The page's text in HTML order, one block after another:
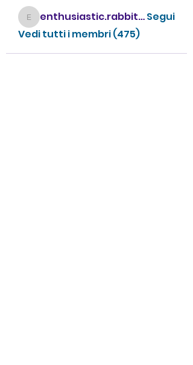
enthusiastic.rabbit.uhur enthusiastic.rabbit.uhurSegui
Vedi tutti i membri (475)